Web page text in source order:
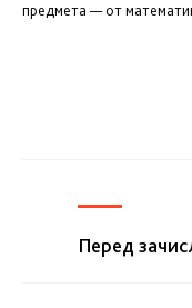
предмета — от
Перед